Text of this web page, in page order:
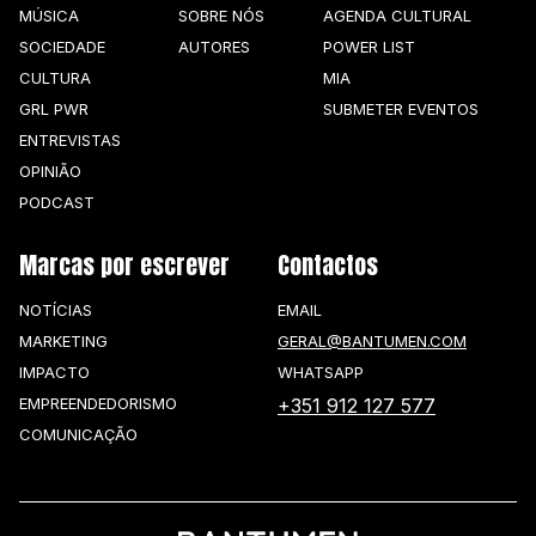
MÚSICA
SOCIEDADE
CULTURA
GRL PWR
ENTREVISTAS
OPINIÃO
PODCAST
SOBRE NÓS
AUTORES
AGENDA CULTURAL
POWER LIST
MIA
SUBMETER EVENTOS
Marcas por escrever
NOTÍCIAS
MARKETING
IMPACTO
EMPREENDEDORISMO
COMUNICAÇÃO
Contactos
EMAIL
GERAL@BANTUMEN.COM
WHATSAPP
+351 912 127 577